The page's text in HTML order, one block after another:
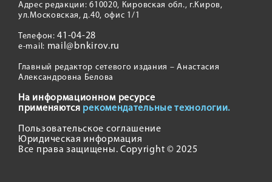
Адрес редакции: 610020, Кировская обл., г.Киров,
ул.Московская, д.40, офис 1/1
Телефон:41-04-28
e-mail: mail@bnkirov.ru
Главный редактор сетевого издания – Анастасия
Александровна Белова
На информационном ресурсе
применяются рекомендательные технологии.
Пользовательское соглашение
Юридическая информация
Все права защищены. Copyright © 2025